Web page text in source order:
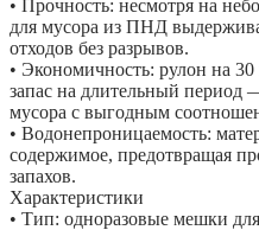
• Прочность: несмотря на
для мусора из ПНД
отходов без разрывов.
• Экономичность: рулон на
запас на длительный период
мусора с выгодным
• Водонепроницаемость:
содержимое, предотвращая
запахов.
Характеристики
• Тип: одноразовые мешки